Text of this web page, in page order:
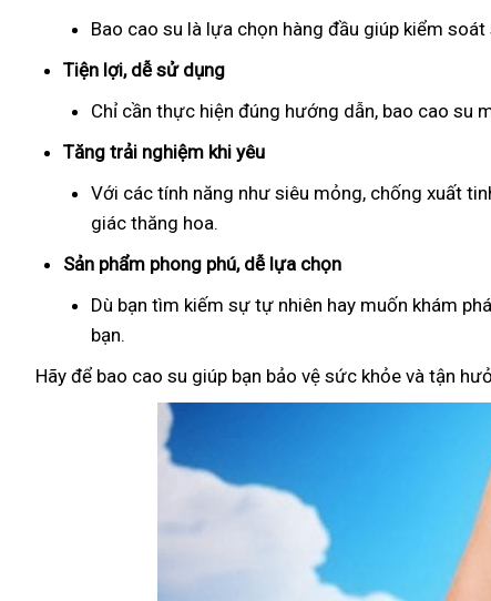
Bao cao su là lựa chọn hàng đầu giúp kiểm
Tiện lợi, dễ sử dụng
Chỉ cần thực hiện đúng hướng dẫn, bao cao su
Tăng trải nghiệm khi yêu
Với các tính năng như siêu mỏng, chống xuất
giác thăng hoa.
Sản phẩm phong phú, dễ lựa chọn
Dù bạn tìm kiếm sự tự nhiên hay muốn khám
bạn.
Hãy để bao cao su giúp bạn bảo vệ sức khỏe và tận